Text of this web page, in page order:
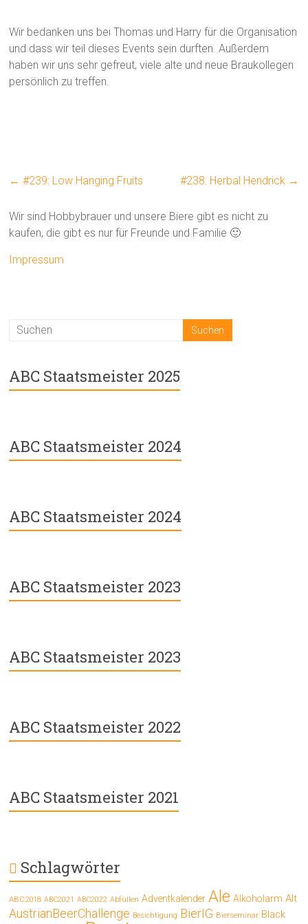
Wir bedanken uns bei Thomas und Harry für die Organisation
und dass wir teil dieses Events sein durften. Außerdem
haben wir uns sehr gefreut, viele alte und neue Braukollegen
persönlich zu treffen.
← #239: Low Hanging Fruits #238: Herbal Hendrick →
Wir sind Hobbybrauer und unsere Biere gibt es nicht zu
kaufen, die gibt es nur für Freunde und Familie 🙂
Impressum
ABC Staatsmeister 2025
ABC Staatsmeister 2024
ABC Staatsmeister 2024
ABC Staatsmeister 2023
ABC Staatsmeister 2023
ABC Staatsmeister 2022
ABC Staatsmeister 2021
Schlagwörter
ABC2018 ABC2021 ABC2022 Abfüllen Adventkalender Ale Alkoholarm Alt
AustrianBeerChallenge Besichtigung BierIG Bierseminar Black